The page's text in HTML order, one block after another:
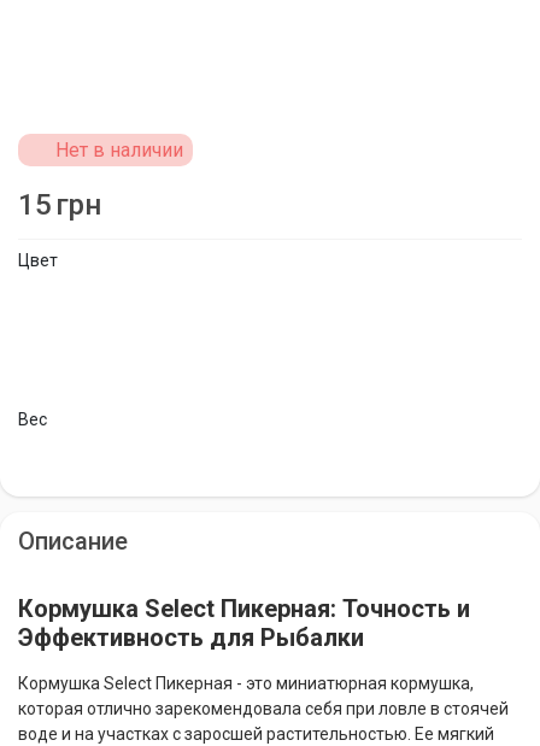
Цвет
Вес
Нет в наличии
15 грн
Описание
Кормушка Select Пикерная: Точность и
Эффективность для Рыбалки
Кормушка Select Пикерная - это миниатюрная кормушка,
которая отлично зарекомендовала себя при ловле в стоячей
воде и на участках с заросшей растительностью. Ее мягкий